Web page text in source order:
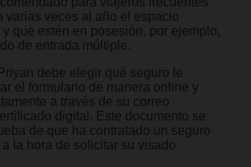
varias veces al año el espacio
que estén en posesión, por ejemplo,
de entrada múltiple.
debe elegir qué seguro le
el formulario de manera online y
a través de su correo
digital. Este documento se
de que ha contratado un seguro
la hora de solicitar su visado